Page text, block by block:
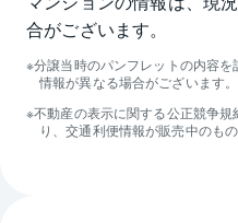
合がございます。
分譲当時のパンフレットの内容
情報が異なる場合がございます。
不動産の表示に関する公正競争
り、交通利便情報が販売中のも